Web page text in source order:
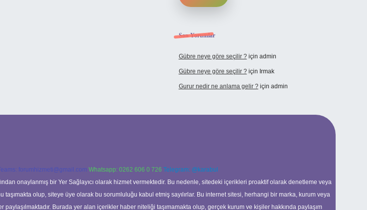
Son Yorumlar
Gübre neye göre seçilir ?için admin
Gübre neye göre seçilir ?için Irmak
Gurur nedir ne anlama gelir ?için admin
forumhizmeti@gmail.com Whatsapp: 0262 606 0 726 Telegram: @karabul
onaylanmış bir Yer Sağlayıcı olarak hizmet vermektedir. Bu nedenle, sitedeki içerikleri proaktif olarak denetleme veya
olup, siteye üye olarak bu sorumluluğu kabul etmiş sayılırlar. Bu internet sitesi, herhangi bir marka, kurum veya
paylaşılmaktadır. Burada yer alan içerikler haber niteliği taşımamakta olup, gerçek kurum ve kişiler hakkında paylaşım